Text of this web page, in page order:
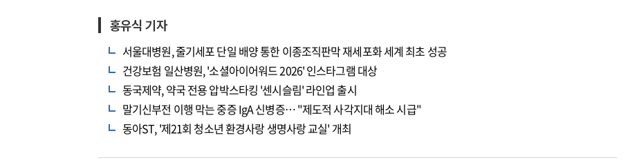
홍유식 기자
서울대병원, 줄기세포 단일 배양 통한 이종조직판막 재세포화 세계 최초 성공
건강보험 일산병원, '소셜아이어워드 2026' 인스타그램 대상
동국제약, 약국 전용 압박스타킹 '센시슬림' 라인업 출시
말기신부전 이행 막는 중증 IgA 신병증… "제도적 사각지대 해소 시급"
동아ST, '제21회 청소년 환경사랑 생명사랑 교실' 개최